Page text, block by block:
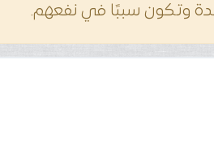
وتكون سببًا في نفعهم.